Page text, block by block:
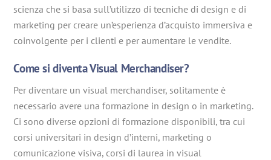
scienza che si basa sull’utilizzo di tecniche di design e di
marketing per creare un’esperienza d’acquisto immersiva e
coinvolgente per i clienti e per aumentare le vendite.
Come si diventa Visual Merchandiser?
Per diventare un visual merchandiser, solitamente è
necessario avere una formazione in design o in marketing.
Ci sono diverse opzioni di formazione disponibili, tra cui
corsi universitari in design d’interni, marketing o
comunicazione visiva, corsi di laurea in visual